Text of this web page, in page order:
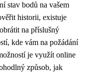
stav bodů na vašem
historii, existuje
na příslušný
kde vám na požádání
je využít online
způsob, jak